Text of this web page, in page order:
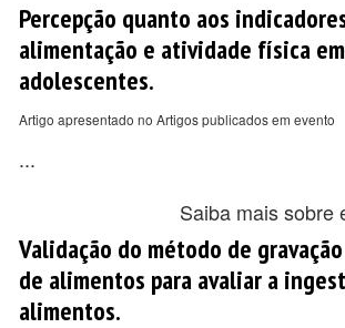
Percepção quanto aos
alimentação e atividade física em
adolescentes.
Artigo apresentado no Artigos publicados em evento
...
Saiba mais sobre
Validação do método de
de alimentos para avaliar a
alimentos.